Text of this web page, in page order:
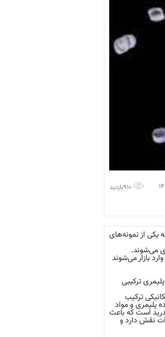
910بازدید
از نمونه‌های
می‌شوند.
بازار می‌شوند
ترکیبی
ترکیب
پلیمری و مواد
است که باعث
نقش دارد و